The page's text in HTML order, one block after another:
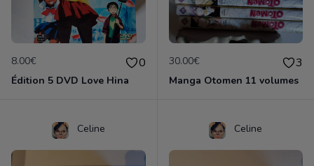
8.00€ 0
Édition 5 DVD Love Hina
30.00€ 3
Manga Otomen 11 volumes
Celine Celine